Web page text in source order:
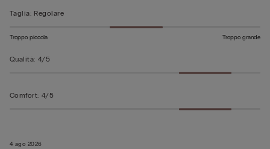
4 ago 2026
Taglia: Regolare
Troppo piccola Troppo grande
Qualità: 4/5
Comfort: 4/5